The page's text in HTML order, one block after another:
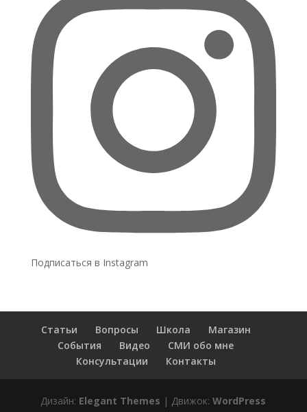
Подписаться в Instagram
Статьи Вопросы Школа
Магазин
События
Видео
СМИ обо мне
Консультации
Контакты
Дизайн: Elegant Themes | Движок:WordPress